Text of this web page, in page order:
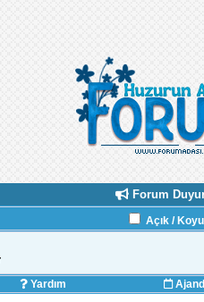
Forum
Açık /
Yardım